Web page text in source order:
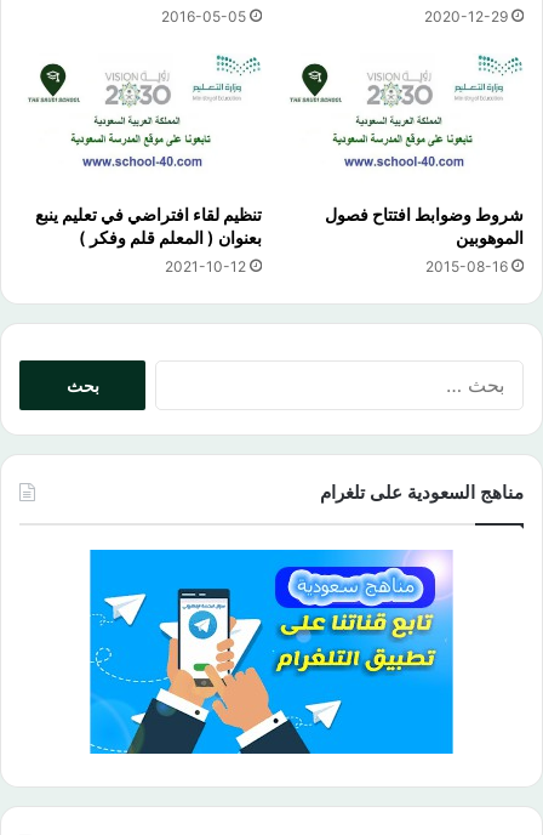
2020-12-29
2016-05-05
شروط وضوابط افتتاح فصول
الموهوبين
2015-08-16
تنظيم لقاء افتراضي في تعليم ينبع
بعنوان ( المعلم قلم وفكر )
2021-10-12
مناهج السعودية على تلغرام